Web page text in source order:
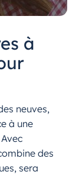
à
neuves,
à une
des
sera